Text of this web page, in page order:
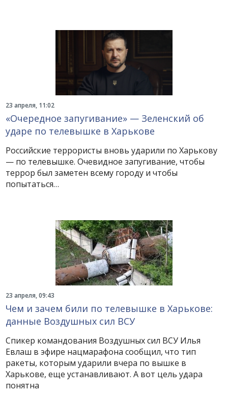
23 апреля, 11:02
«Очередное запугивание» — Зеленский об
ударе по телевышке в Харькове
Российские террористы вновь ударили по Харькову
— по телевышке. Очевидное запугивание, чтобы
террор был заметен всему городу и чтобы
попытаться…
23 апреля, 09:43
Чем и зачем били по телевышке в Харькове:
данные Воздушных сил ВСУ
Спикер командования Воздушных сил ВСУ Илья
Евлаш в эфире нацмарафона сообщил, что тип
ракеты, которым ударили вчера по вышке в
Харькове, еще устанавливают. А вот цель удара
понятна